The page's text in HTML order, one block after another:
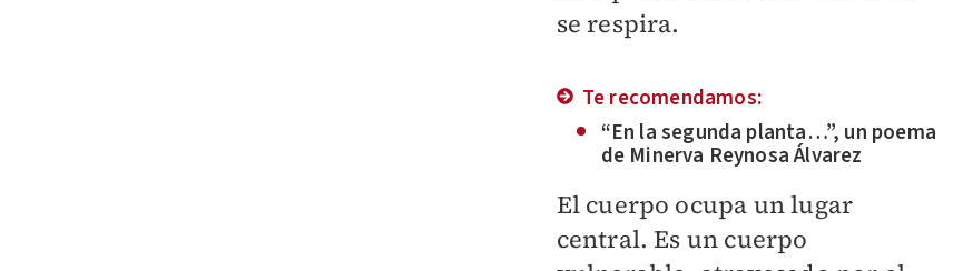
se respira.
Te recomendamos:
“En la segunda planta…”, un poema
de Minerva Reynosa Álvarez
El cuerpo ocupa un lugar
central. Es un cuerpo